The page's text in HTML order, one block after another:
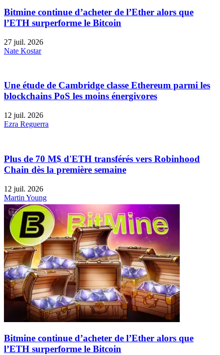
Bitmine continue d’acheter de l’Ether alors que
l’ETH surperforme le Bitcoin
27 juil. 2026
Nate Kostar
Une étude de Cambridge classe Ethereum parmi les
blockchains PoS les moins énergivores
12 juil. 2026
Ezra Reguerra
Plus de 70 M$ d'ETH transférés vers Robinhood
Chain dès la première semaine
12 juil. 2026
Martin Young
Bitmine continue d’acheter de l’Ether alors que
l’ETH surperforme le Bitcoin